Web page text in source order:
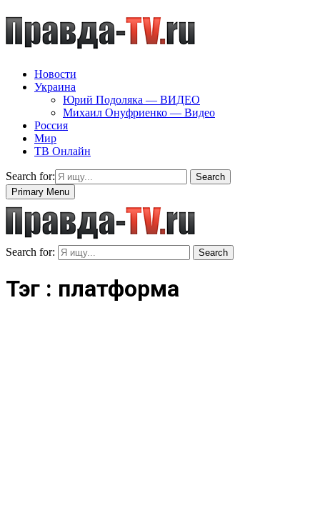
Новости
Украина
Юрий Подоляка — ВИДЕО
Михаил Онуфриенко — Видео
Россия
Мир
ТВ Онлайн
Search for:
Search
Primary Menu
Search for: Search
Тэг : платформа